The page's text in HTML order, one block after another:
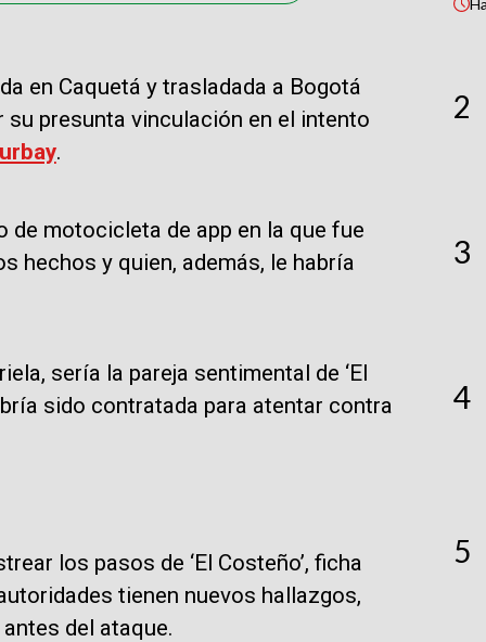
en Caquetá y trasladada a Bogotá
presunta vinculación en el intento
.
de motocicleta de app en la que fue
hechos y quien, además, le habría
sería la pareja sentimental de ‘El
sido contratada para atentar contra
los pasos de ‘El Costeño’, ficha
tienen nuevos hallazgos,
del ataque.
2
3
4
5